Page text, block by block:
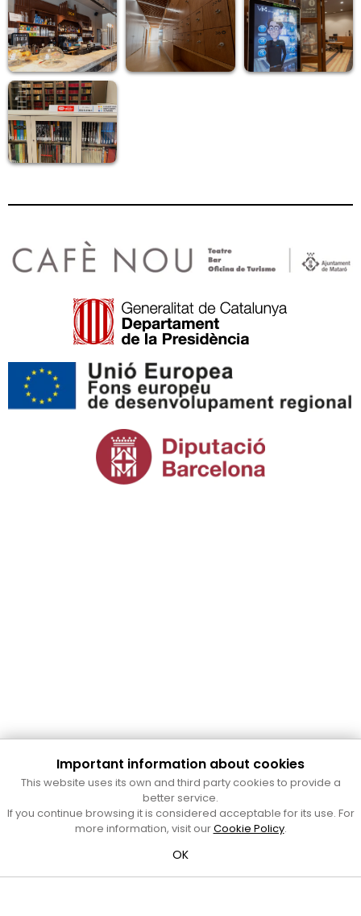
Cultura Mataró
Ajuntament de Mataró
C. de Sant Josep, 9 (Mataró, 08302)
Horari d'obertura: dilluns, dimecres i divendres de 10 a 13 h.
al telèfon al 93 758 23 61
Bústia ciutadana
Important information about cookies
This website uses its own and third party cookies to provide a
better service.
If you continue browsing it is considered acceptable for its use. For
more information, visit ourCookie Policy.
OK